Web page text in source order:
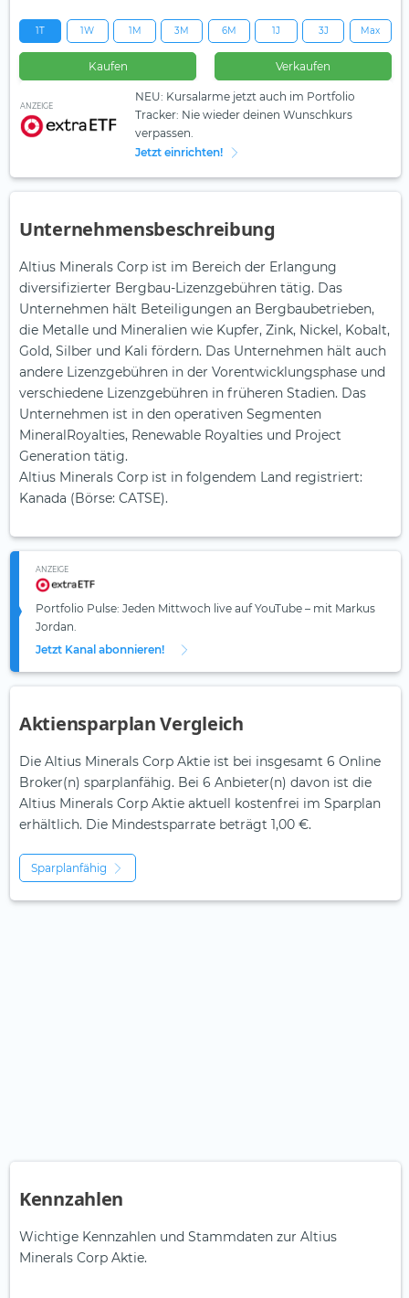
1T 1W 1M 3M 6M 1J 3J Max
Kaufen Verkaufen
ANZEIGE
NEU: Kursalarme jetzt auch im Portfolio
Tracker: Nie wieder deinen Wunschkurs
verpassen.
Jetzt einrichten!
Unternehmensbeschreibung
Altius Minerals Corp ist im Bereich der Erlangung
diversifizierter Bergbau-Lizenzgebühren tätig. Das
Unternehmen hält Beteiligungen an Bergbaubetrieben,
die Metalle und Mineralien wie Kupfer, Zink, Nickel, Kobalt,
Gold, Silber und Kali fördern. Das Unternehmen hält auch
andere Lizenzgebühren in der Vorentwicklungsphase und
verschiedene Lizenzgebühren in früheren Stadien. Das
Unternehmen ist in den operativen Segmenten
MineralRoyalties, Renewable Royalties und Project
Generation tätig.
Altius Minerals Corp ist in folgendem Land registriert:
Kanada (Börse: CATSE).
ANZEIGE
Portfolio Pulse: Jeden Mittwoch live auf YouTube – mit Markus
Jordan.
Jetzt Kanal abonnieren!
Aktiensparplan Vergleich
Die Altius Minerals Corp Aktie ist bei insgesamt 6 Online
Broker(n) sparplanfähig. Bei 6 Anbieter(n) davon ist die
Altius Minerals Corp Aktie aktuell kostenfrei im Sparplan
erhältlich. Die Mindestsparrate beträgt 1,00 €.
Sparplanfähig
Kennzahlen
Wichtige Kennzahlen und Stammdaten zur Altius
Minerals Corp Aktie.